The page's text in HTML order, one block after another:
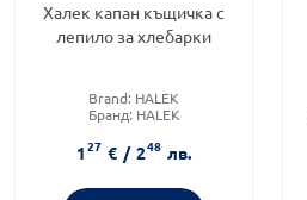
Халек капан къщичка с
лепило за хлебарки
Brand: HALEK
Бранд: HALEK
127 € / 248 лв.